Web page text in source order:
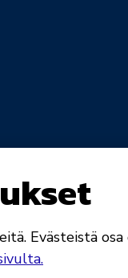
ja
Evästeistä